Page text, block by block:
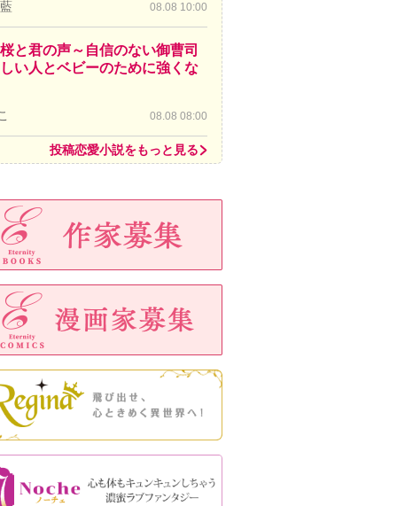
08.08 10:00
と君の声～自信のない御曹司
い人とベビーのために強くな
08.08 08:00
投稿恋愛小説をもっと見る